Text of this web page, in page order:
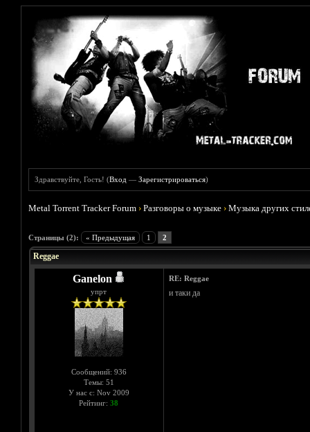
Здравствуйте, Гость! (Вход —Зарегистрироваться)
Metal Torrent Tracker Forum ›Разговоры о музыке ›Музыка других
Страницы (2): « Предыдущая 1 2
Голосов: 0 - Средняя оценка: 0
1
2
3
4
5
Reggae
Ganelon
упрт
Сообщений: 936
Темы: 51
У нас с: Nov 2009
Рейтинг: 38
RE: Reggae
и таки да